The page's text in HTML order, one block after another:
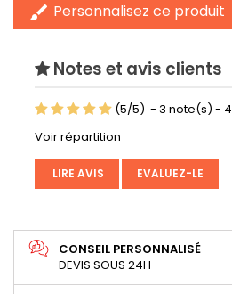
brush Personnalisez ce produit
Notes et avis clients
(5/5) - 3 note(s) - 4
Voir répartition
LIRE AVIS EVALUEZ-LE
CONSEIL PERSONNALISÉ
DEVIS SOUS 24H